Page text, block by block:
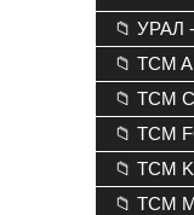
📁 УРАЛ
📁 TCM
📁 TCM
📁 TCM
📁 TCM
📁 TCM